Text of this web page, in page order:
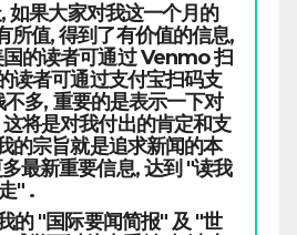
如果大家对我这一个月的
所值, 得到了有价值的信息,
的读者可通过 Venmo 扫
读者可通过支付宝扫码支
不多, 重要的是表示一下对
将是对我付出的肯定和支
的宗旨就是追求新闻的本
最新重要信息, 达到 "读我
" .
的 "国际要闻简报" 及 "世